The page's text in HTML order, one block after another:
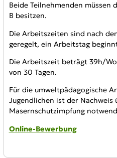
Beide Teilnehmenden müssen
B besitzen.
Die Arbeitszeiten sind nach
geregelt, ein Arbeitstag
Die Arbeitszeit beträgt 39h/
von 30 Tagen.
Für die umweltpädagogische
Jugendlichen ist der Nachweis
Masernschutzimpfung
Online-Bewerbung